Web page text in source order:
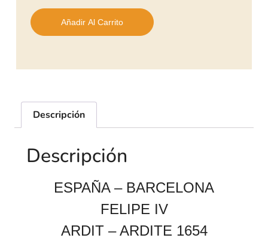
Añadir Al Carrito
Descripción
Descripción
ESPAÑA – BARCELONA
FELIPE IV
ARDIT – ARDITE 1654